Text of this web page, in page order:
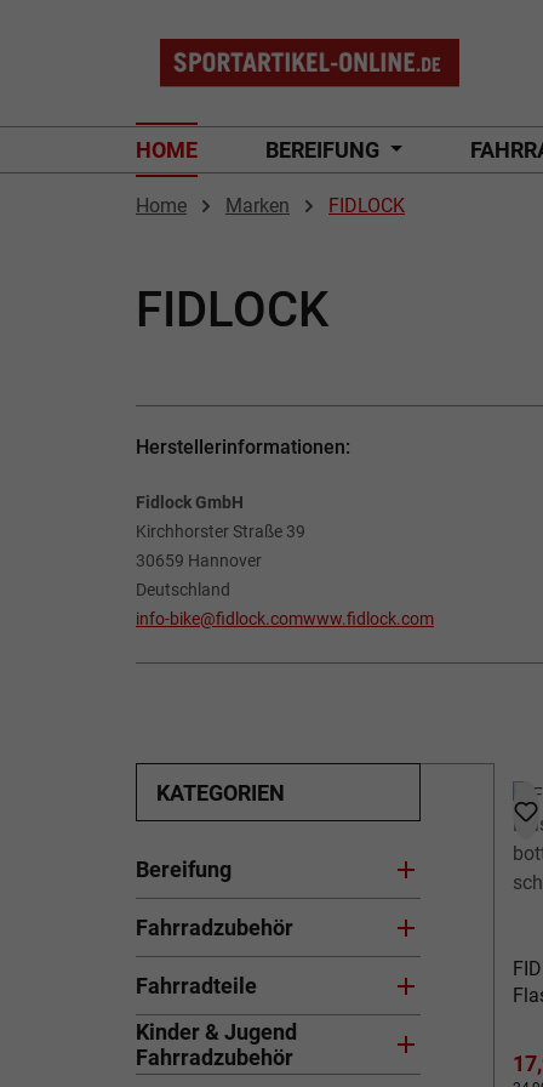
HOME BEREIFUNG
Home Marken FIDLOCK
FIDLOCK
Herstellerinformationen:
Fidlock GmbH
Kirchhorster Straße 39
30659 Hannover
Deutschland
info-bike@fidlock.comwww.fidlock.com
KATEGORIEN
Bereifung
Fahrradzubehör
Fahrradteile
Kinder & Jugend
Fahrradzubehör